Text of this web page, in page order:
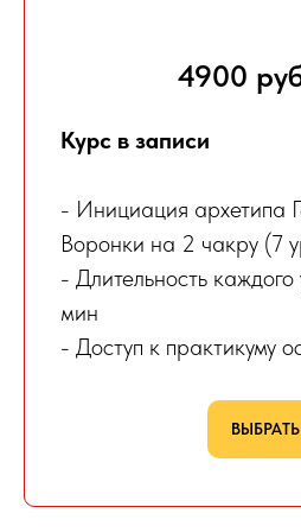
4900
Курс в записи
- Инициация архетипа
Воронки на 2 чакру (7
- Длительность
мин
- Доступ к практикуму
ВЫБРАТЬ